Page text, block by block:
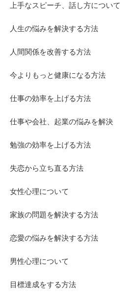
上手なスピーチ、話し方について
人生の悩みを解決する方法
人間関係を改善する方法
今よりもっと健康になる方法
仕事の効率を上げる方法
仕事や会社、起業の悩みを解決
勉強の効率を上げる方法
失恋から立ち直る方法
女性心理について
家族の問題を解決する方法
恋愛の悩みを解決する方法
男性心理について
目標達成をする方法